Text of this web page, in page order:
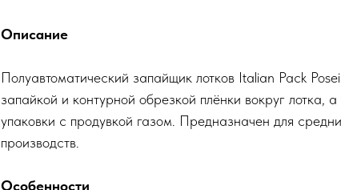
Описание
Полуавтоматический запайщик лотков Italian Pack
запайкой и контурной обрезкой плёнки вокруг лотка, а
упаковки с продувкой газом. Предназначен для
производств.
Особенности